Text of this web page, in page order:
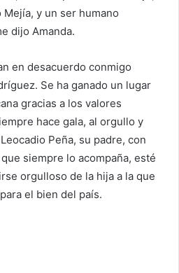
y un ser humano
dijo Amanda.
en desacuerdo conmigo
Se ha ganado un lugar
gracias a los valores
hace gala, al orgullo y
Peña, su padre, con
siempre lo acompaña, esté
orgulloso de la hija a la que
el bien del país.